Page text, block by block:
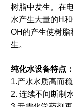
树脂中发生。在
水产生大量的H
OH的产生使树脂
生。
纯化水设备特点：
1.产水水质高而稳
2. 连续不间断制